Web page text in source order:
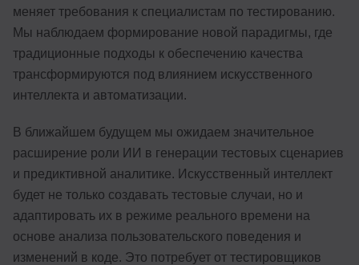
меняет требования к специалистам по тестированию.
Мы наблюдаем формирование новой парадигмы, где
традиционные подходы к обеспечению качества
трансформируются под влиянием искусственного
интеллекта и автоматизации.
В ближайшем будущем мы ожидаем значительное
расширение роли ИИ в генерации тестовых сценариев
и предиктивной аналитике. Искусственный интеллект
будет не только создавать тестовые случаи, но и
адаптировать их в режиме реального времени на
основе анализа пользовательского поведения и
изменений в коде. Это потребует от тестировщиков